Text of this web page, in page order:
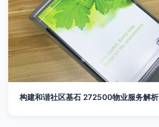
构建和谐社区基石 272500物业服务解析